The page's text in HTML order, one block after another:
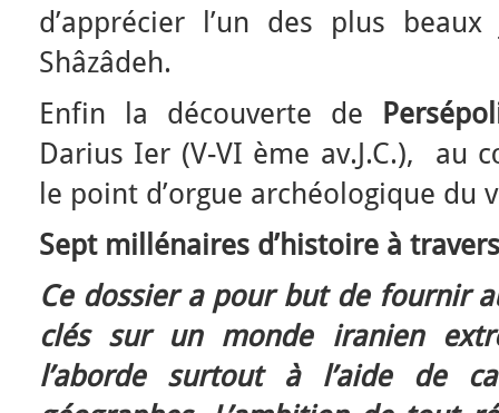
d’apprécier l’un des plus
Shâzâdeh.
Enfin la découverte de
Darius Ier (V-VI ème av.J.C.), au
le point d’orgue archéologique du
Sept millénaires d’histoire à
Ce dossier a pour but de fournir
clés sur un monde iranien
l’aborde surtout à l’aide de